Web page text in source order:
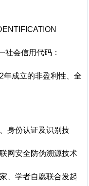
社会信用代码：
年成立的非盈利性、全
身份认证及识别技
网安全防伪溯源技术
、学者自愿联合发起